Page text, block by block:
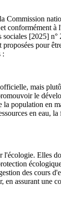
Commission
conformément
[2025]
pour
:
mais
le
population en
en eau,
Elles
des cours
assurant une